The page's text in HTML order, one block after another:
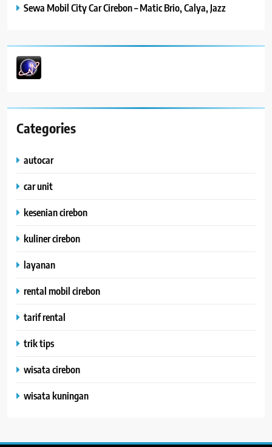
Sewa Mobil City Car Cirebon – Matic Brio, Calya, Jazz
Categories
autocar
car unit
kesenian cirebon
kuliner cirebon
layanan
rental mobil cirebon
tarif rental
trik tips
wisata cirebon
wisata kuningan